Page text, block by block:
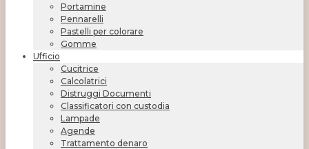
Portamine
Pennarelli
Pastelli per colorare
Gomme
Ufficio
Cucitrice
Calcolatrici
Distruggi Documenti
Classificatori con custodia
Lampade
Agende
Trattamento denaro